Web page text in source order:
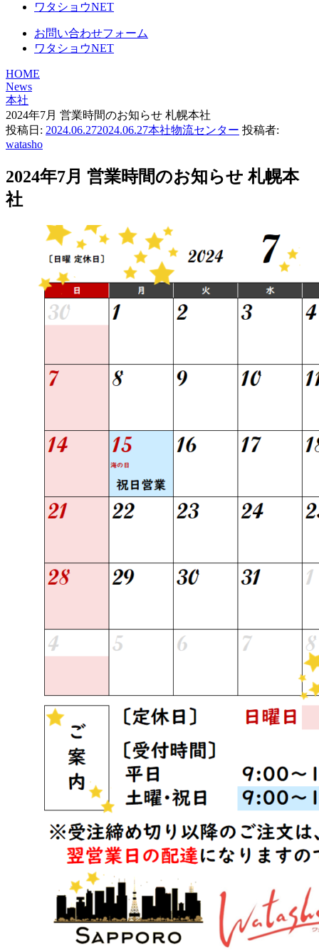
ワタショウNET
お問い合わせフォーム
ワタショウNET
HOME
News
本社
2024年7月 営業時間のお知らせ 札幌本社
投稿日: 2024.06.272024.06.27本社物流センター 投稿者:
watasho
2024年7月 営業時間のお知らせ 札幌本
社